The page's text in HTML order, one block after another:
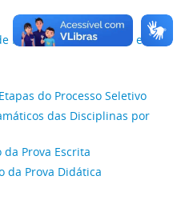
Monitoria por Campus e
do Processo Seletivo
das Disciplinas por
da Prova Escrita
da Prova Didática